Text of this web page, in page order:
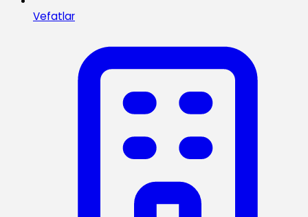
Vefatlar